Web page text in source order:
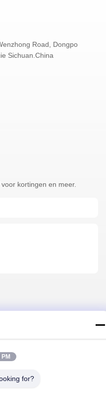
Road, Dongpo
Sichuan.China
kortingen en meer.
Alle rechten voorbehoudena.
for?